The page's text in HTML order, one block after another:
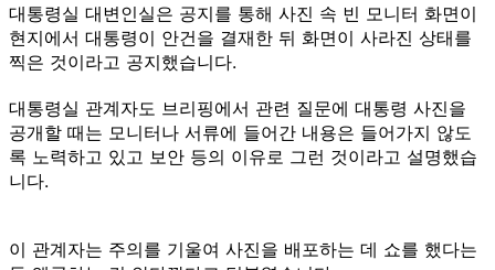
대통령실 대변인실은 공지를 통해 사진 속 빈 모니터 화면이
현지에서 대통령이 안건을 결재한 뒤 화면이 사라진 상태를
찍은 것이라고 공지했습니다.
대통령실 관계자도 브리핑에서 관련 질문에 대통령 사진을
공개할 때는 모니터나 서류에 들어간 내용은 들어가지 않도
록 노력하고 있고 보안 등의 이유로 그런 것이라고 설명했습
니다.
이 관계자는 주의를 기울여 사진을 배포하는 데 쇼를 했다는